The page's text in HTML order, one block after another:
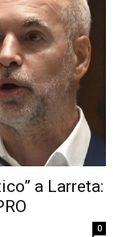
a Larreta:
0